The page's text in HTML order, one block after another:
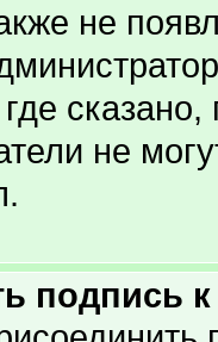
не
не
подпись